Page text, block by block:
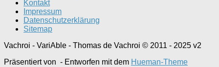
Kontakt
Impressum
Datenschutzerklärung
Sitemap
Vachroi - VariAble - Thomas de Vachroi © 2011 - 2025 v2
Präsentiert von - Entworfen mit dem Hueman-Theme